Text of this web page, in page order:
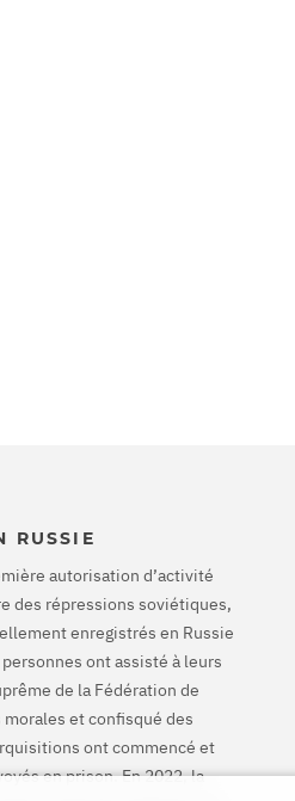
RUSSIE
autorisation d’activité
des répressions soviétiques,
enregistrés en Russie
ont assisté à leurs
de la Fédération de
et confisqué des
ont commencé et
en prison. En 2022, la